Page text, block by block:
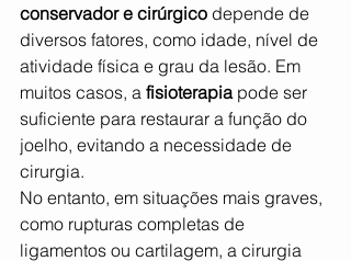
conservador e cirúrgico depende de
diversos fatores, como idade, nível de
atividade física e grau da lesão. Em
muitos casos, a fisioterapia pode ser
suficiente para restaurar a função do
joelho, evitando a necessidade de
cirurgia.
No entanto, em situações mais graves,
como rupturas completas de
ligamentos ou cartilagem, a cirurgia